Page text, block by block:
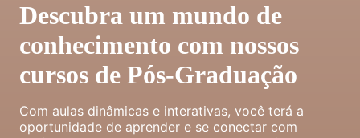
Descubra um mundo de
conhecimento com nossos
cursos de Pós-Graduação
Com aulas dinâmicas e interativas, você terá a
oportunidade de aprender e se conectar com